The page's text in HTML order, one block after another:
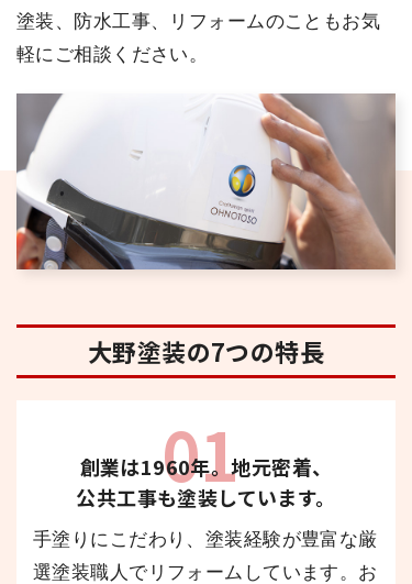
塗装、防水工事、リフォームのこともお気
軽にご相談ください。
大野塗装の7つの特長
01
創業は1960年。地元密着、
公共工事も塗装しています。
手塗りにこだわり、塗装経験が豊富な厳
選塗装職人でリフォームしています。お